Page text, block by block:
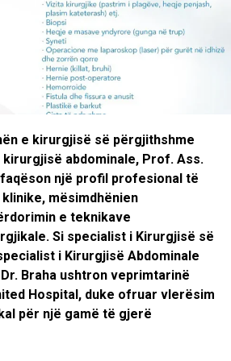
të kujdeseni më shumë për veten
e kirurgjisë së përgjithshme
abdominale, Prof. Ass.
një profil profesional të
mësimdhënien
e teknikave
Si specialist i Kirurgjisë së
i Kirurgjisë Abdominale
Braha ushtron veprimtarinë
Hospital, duke ofruar vlerësim
për një gamë të gjerë